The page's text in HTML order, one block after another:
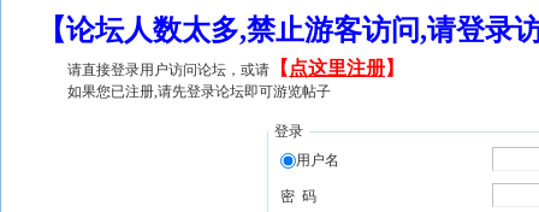
【论坛人数太多,禁止游客访问,请登
请直接登录用户访问论坛，或请 【 点这里注册】
如果您已注册,请先登录论坛即可游览帖子
登录
用户名
密 码